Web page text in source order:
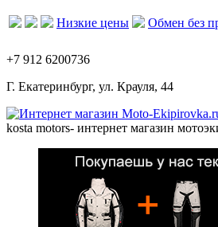
Низкие цены Обмен без
+7 912 6200736
Г. Екатеринбург, ул. Крауля, 44
kosta motors- интернет магазин